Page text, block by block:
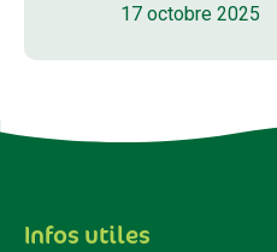
17 octobre 2025
Infos utiles